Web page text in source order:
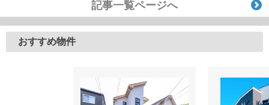
記事一覧ページへ
おすすめ物件